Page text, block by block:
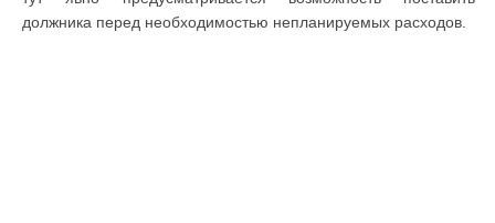
должника перед необходимостью непланируемых расходов.